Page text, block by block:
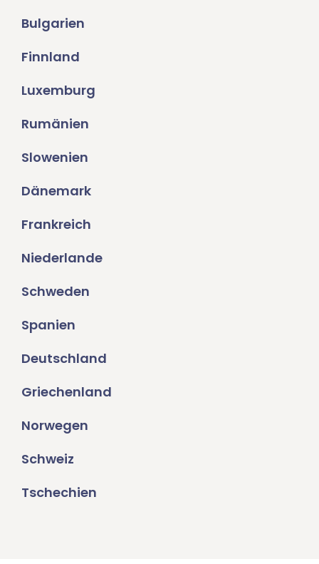
Bulgarien
Finnland
Luxemburg
Rumänien
Slowenien
Dänemark
Frankreich
Niederlande
Schweden
Spanien
Deutschland
Griechenland
Norwegen
Schweiz
Tschechien